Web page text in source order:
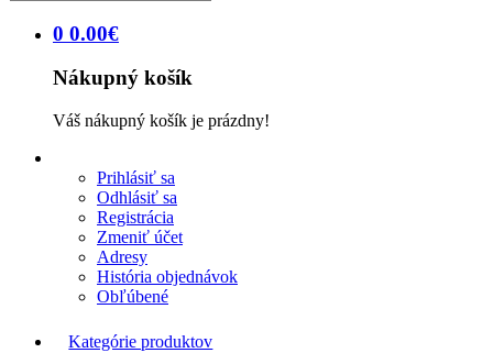
0 0.00€
Nákupný košík
Váš nákupný košík je prázdny!
Prihlásiť sa
Odhlásiť sa
Registrácia
Zmeniť účet
Adresy
História objednávok
Obľúbené
Kategórie produktov